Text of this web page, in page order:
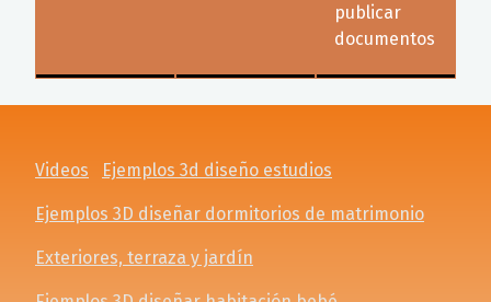
publicar
documentos
Videos Ejemplos 3d diseño estudios
Ejemplos 3D diseñar dormitorios de matrimonio
Exteriores, terraza y jardín